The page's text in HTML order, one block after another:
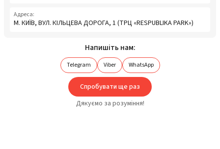
Адреса:
М. КИЇВ, ВУЛ. КІЛЬЦЕВА ДОРОГА, 1 (ТРЦ «RESPUBLIKA PARK»)
Напишіть нам:
Telegram Viber WhatsApp
Спробувати ще раз
Дякуємо за розуміння!